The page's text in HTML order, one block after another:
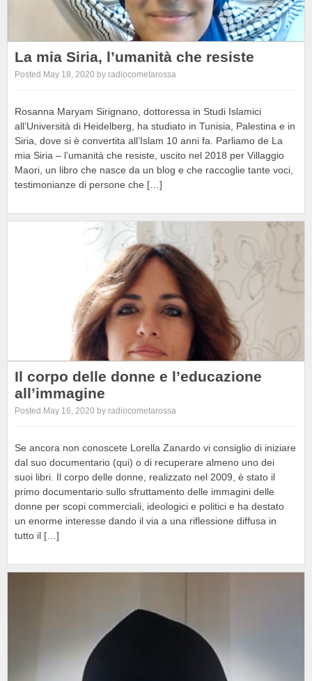
La mia Siria, l’umanità che resiste
Posted May 18, 2020 by radiocometarossa
Rosanna Maryam Sirignano, dottoressa in Studi Islamici
all’Università di Heidelberg, ha studiato in Tunisia, Palestina e in
Siria, dove si è convertita all’Islam 10 anni fa. Parliamo de La
mia Siria – l’umanità che resiste, uscito nel 2018 per Villaggio
Maori, un libro che nasce da un blog e che raccoglie tante voci,
testimonianze di persone che […]
Il corpo delle donne e l’educazione
all’immagine
Posted May 16, 2020 by radiocometarossa
Se ancora non conoscete Lorella Zanardo vi consiglio di iniziare
dal suo documentario (qui) o di recuperare almeno uno dei
suoi libri. Il corpo delle donne, realizzato nel 2009, è stato il
primo documentario sullo sfruttamento delle immagini delle
donne per scopi commerciali, ideologici e politici e ha destato
un enorme interesse dando il via a una riflessione diffusa in
tutto il […]